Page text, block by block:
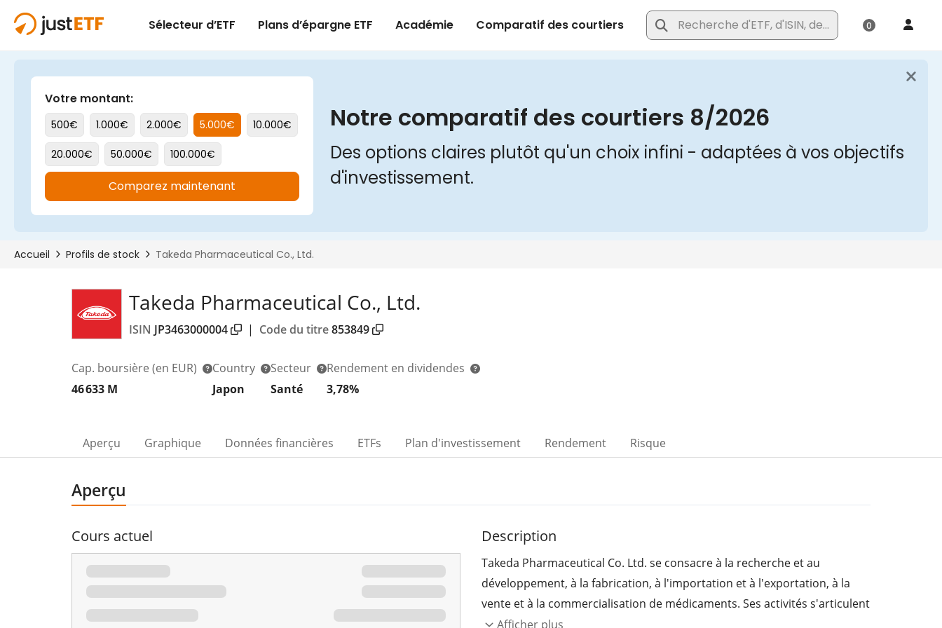
Takeda Pharmaceutical Co., Ltd.
ISIN JP3463000004 | Code du titre853849
Cap. boursière (en EUR)
46 633 M
Country
Japon
Secteur
Santé
Rendement en dividendes
3,78%
Aperçu Graphique Données financières ETFs Plan d'investissement Rendement Risque
Aperçu
Cours actuel Description
Takeda Pharmaceutical Co. Ltd. se consacre à la recherche et au
développement, à la fabrication, à l'importation et à l'exportation, à la
vente et à la commercialisation de médicaments. Ses activités s'articulent
autour des segments suivants : médicaments sur ordonnance, soins de
Afficher plus